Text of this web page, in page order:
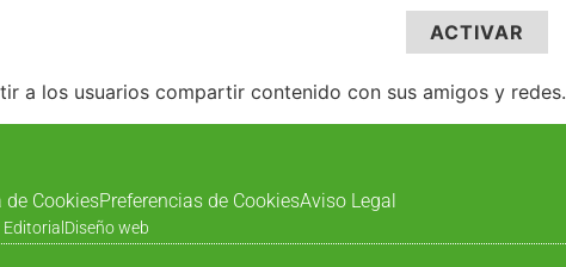
ACTIVAR
a los usuarios compartir contenido con sus amigos y redes.
de CookiesPreferencias de CookiesAviso Legal
Editorial Diseño web